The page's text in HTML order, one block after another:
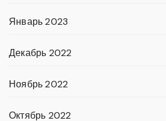
Январь 2023
Декабрь 2022
Ноябрь 2022
Октябрь 2022